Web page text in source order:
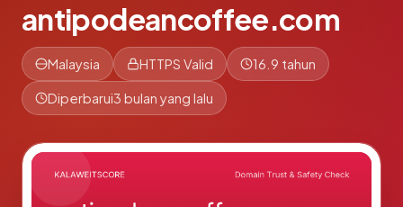
antipodeancoffee.com
Malaysia HTTPS Valid 16.9 tahun
Diperbarui3 bulan yang lalu